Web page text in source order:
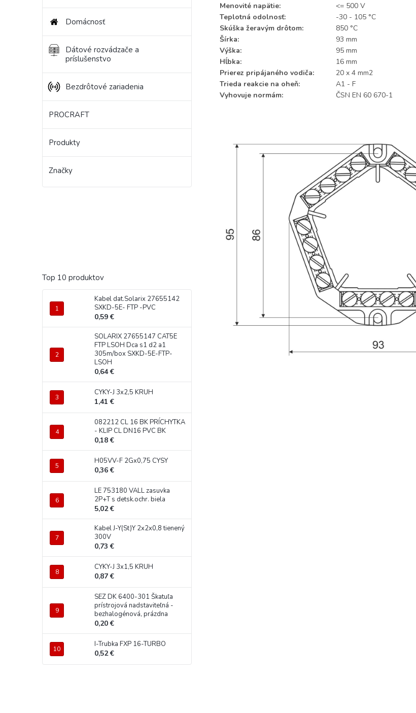
Domácnosť
Dátové rozvádzače a
príslušenstvo
Bezdrôtové zariadenia
PROCRAFT
Produkty
Značky
Top 10 produktov
Kabel dat.Solarix 27655142
SXKD-5E- FTP -PVC
0,59 €
SOLARIX 27655147 CAT5E
FTP LSOH Dca s1 d2 a1
305m/box SXKD-5E-FTP-
LSOH
0,64 €
CYKY-J 3x2,5 KRUH
1,41 €
082212 CL 16 BK PRÍCHYTKA
- KLIP CL DN16 PVC BK
0,18 €
H05VV-F 2Gx0,75 CYSY
0,36 €
LE 753180 VALL zasuvka
2P+T s detsk.ochr. biela
5,02 €
Kabel J-Y(St)Y 2x2x0,8 tienený
300V
0,73 €
CYKY-J 3x1,5 KRUH
0,87 €
SEZ DK 6400-301 Škatuľa
prístrojová nadstaviteľná -
bezhalogénová, prázdna
0,20 €
I-Trubka FXP 16-TURBO
0,52 €
Menovité napätie:
<= 500 V
Teplotná odolnosť:
-30 - 105 °C
Skúška žeravým drôtom:
850 °C
Šírka:
93 mm
Výška:
95 mm
Hĺbka:
16 mm
Prierez pripájaného vodiča:
20 x 4 mm2
Trieda reakcie na oheň:
A1 - F
Vyhovuje normám:
ČSN EN 60 670-1